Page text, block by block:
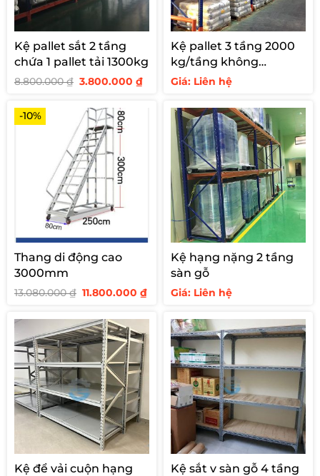
Kệ pallet sắt 2 tầng
chứa 1 pallet tải 1300kg
8.800.000₫ Giá
8.800.000 ₫.
3.800.000₫Giá
3.800.000 ₫.
Kệ pallet 3 tầng 2000
kg/tầng không
support
Giá: Liên hệ
-10%
Thang di động cao
3000mm
13.080.000₫ Giá
13.080.000 ₫.
11.800.000₫Giá
là:
11.800.000 ₫.
Kệ hạng nặng 2 tầng
sàn gỗ
Giá: Liên hệ
Kệ để vải cuộn hạng
Kệ sắt v sàn gỗ 4 tầng